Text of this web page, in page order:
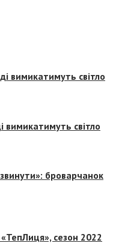
вимикатимуть світло
вимикатимуть світло
броварчанок
сезон 2022